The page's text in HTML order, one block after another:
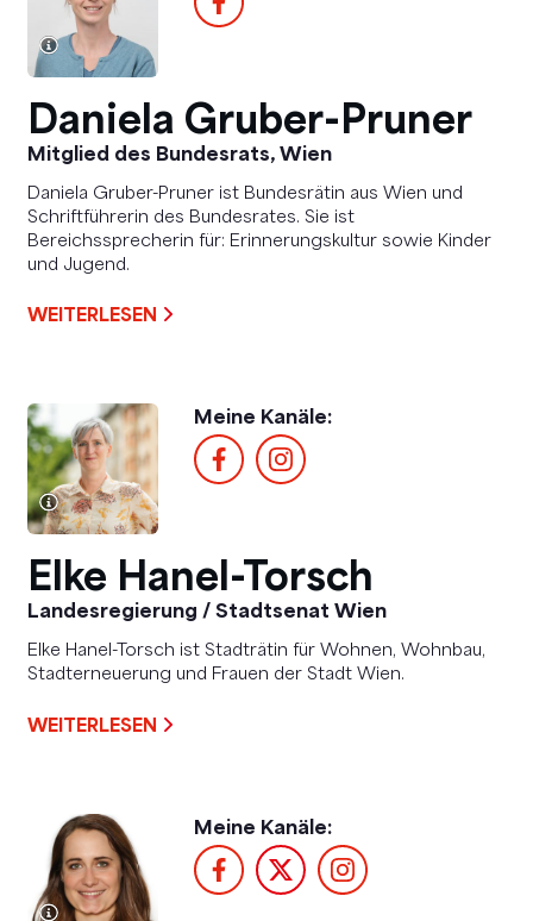
Daniela Gruber-Pruner
Mitglied des Bundesrats, Wien
Daniela Gruber-Pruner ist Bundesrätin aus Wien und
Schriftführerin des Bundesrates. Sie ist
Bereichssprecherin für: Erinnerungskultur sowie Kinder
und Jugend.
WEITERLESEN
Meine Kanäle:
Elke Hanel-Torsch
Landesregierung / Stadtsenat Wien
Elke Hanel-Torsch ist Stadträtin für Wohnen, Wohnbau,
Stadterneuerung und Frauen der Stadt Wien.
WEITERLESEN
Meine Kanäle: